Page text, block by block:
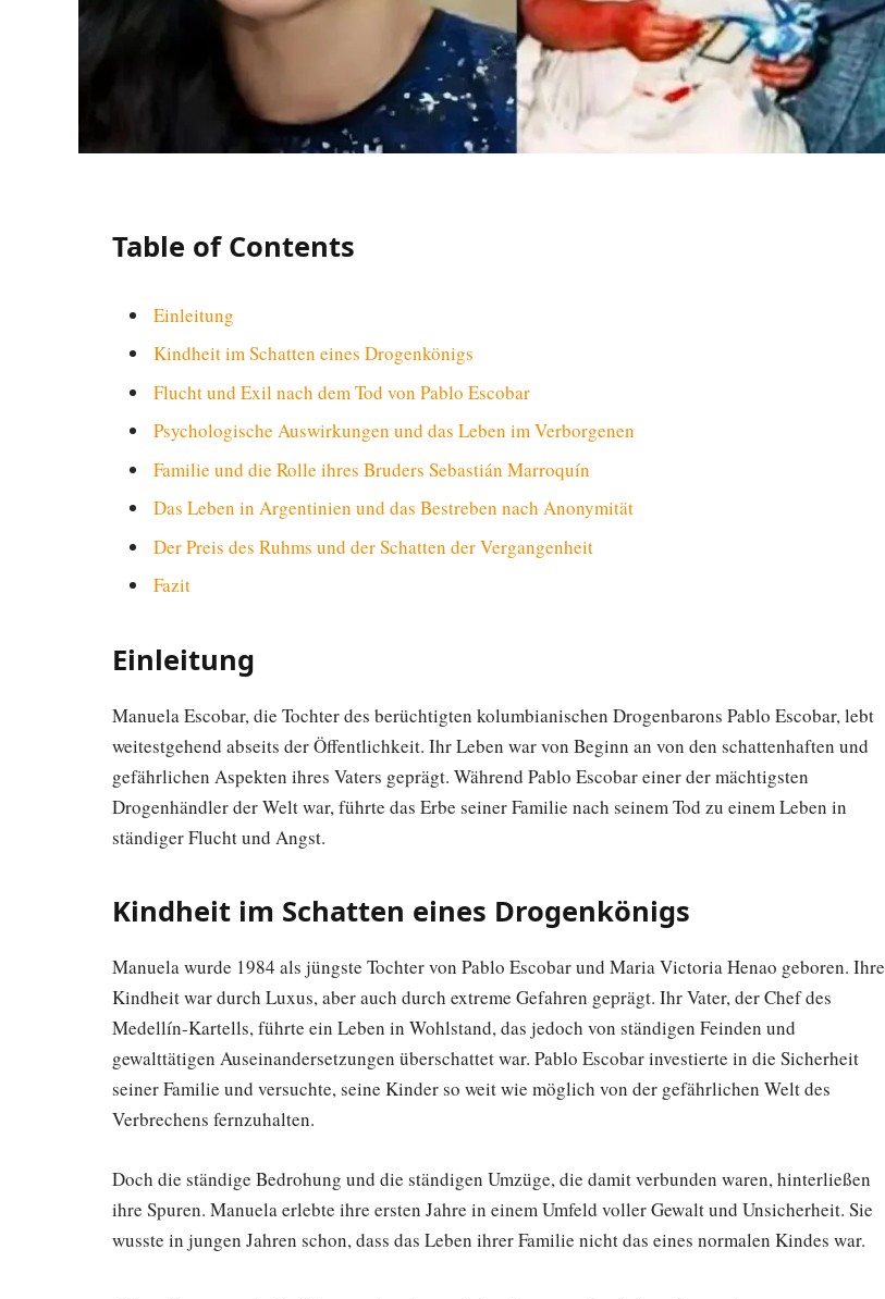
Table of Contents
Einleitung
Kindheit im Schatten eines Drogenkönigs
Flucht und Exil nach dem Tod von Pablo Escobar
Psychologische Auswirkungen und das Leben im Verborgenen
Familie und die Rolle ihres Bruders Sebastián Marroquín
Das Leben in Argentinien und das Bestreben nach Anonymität
Der Preis des Ruhms und der Schatten der Vergangenheit
Fazit
Einleitung
Manuela Escobar, die Tochter des berüchtigten kolumbianischen Drogenbarons Pablo Escobar, lebt
weitestgehend abseits der Öffentlichkeit. Ihr Leben war von Beginn an von den schattenhaften und
gefährlichen Aspekten ihres Vaters geprägt. Während Pablo Escobar einer der mächtigsten
Drogenhändler der Welt war, führte das Erbe seiner Familie nach seinem Tod zu einem Leben in
ständiger Flucht und Angst.
Kindheit im Schatten eines Drogenkönigs
Manuela wurde 1984 als jüngste Tochter von Pablo Escobar und Maria Victoria Henao geboren. Ihre
Kindheit war durch Luxus, aber auch durch extreme Gefahren geprägt. Ihr Vater, der Chef des
Medellín-Kartells, führte ein Leben in Wohlstand, das jedoch von ständigen Feinden und
gewalttätigen Auseinandersetzungen überschattet war. Pablo Escobar investierte in die Sicherheit
seiner Familie und versuchte, seine Kinder so weit wie möglich von der gefährlichen Welt des
Verbrechens fernzuhalten.
Doch die ständige Bedrohung und die ständigen Umzüge, die damit verbunden waren, hinterließen
ihre Spuren. Manuela erlebte ihre ersten Jahre in einem Umfeld voller Gewalt und Unsicherheit. Sie
wusste in jungen Jahren schon, dass das Leben ihrer Familie nicht das eines normalen Kindes war.